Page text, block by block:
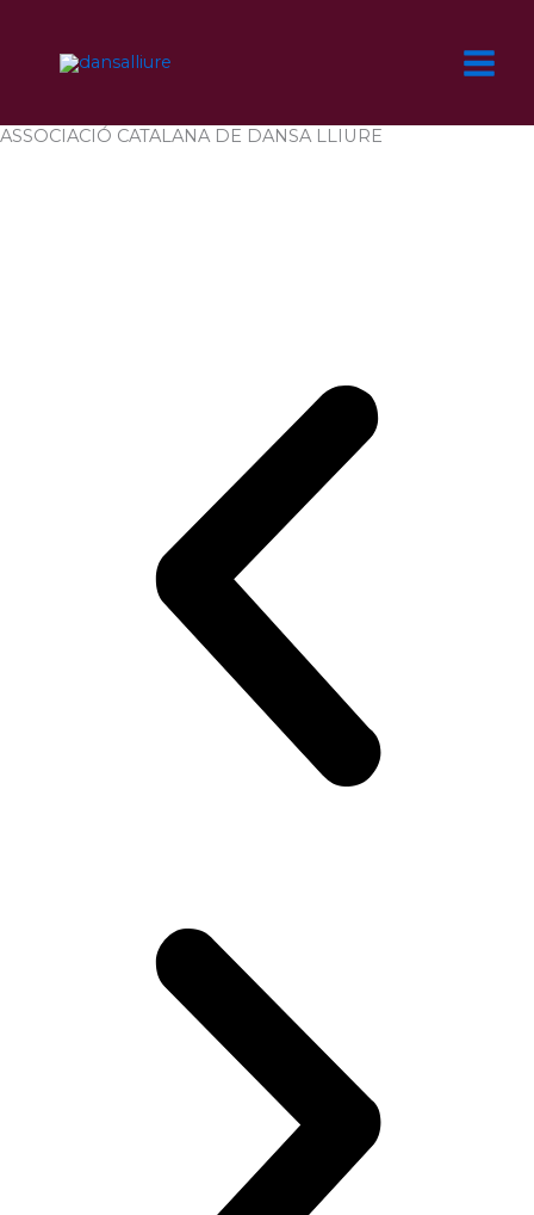
contenido
ASSOCIACIÓ CATALANA DE DANSA LLIURE